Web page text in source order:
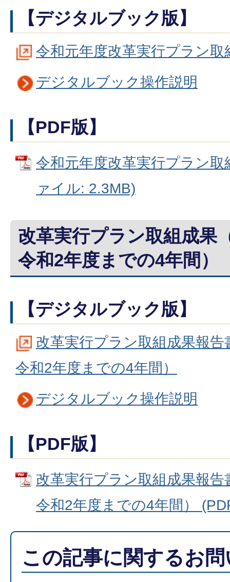
【デジタルブック版】
令和元年度改革実行プラン取
デジタルブック操作説明
【PDF版】
令和元年度改革実行プラン
ァイル: 2.3MB)
改革実行プラン取組成果
令和2年度までの4年間）
【デジタルブック版】
改革実行プラン取組成果報
令和2年度までの4年間）
デジタルブック操作説明
【PDF版】
改革実行プラン取組成果報
令和2年度までの4年間）
この記事に関するお